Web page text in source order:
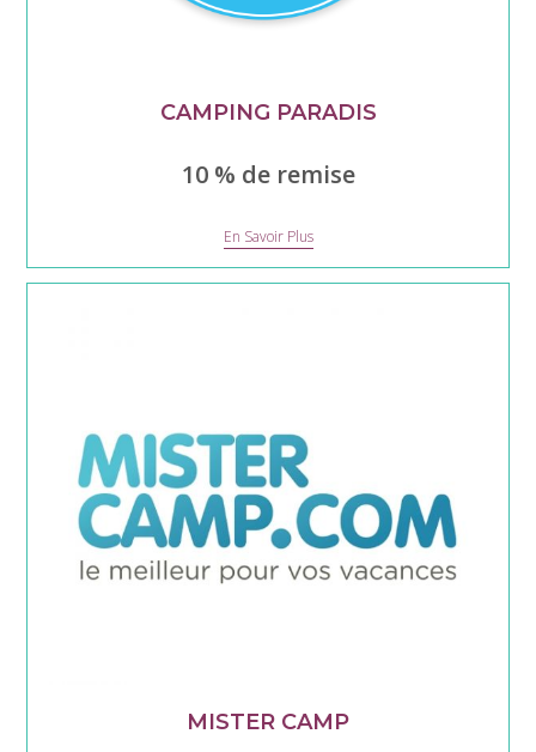
CAMPING PARADIS
10 % de remise
En Savoir PlusCamping
Paradis
MISTER CAMP